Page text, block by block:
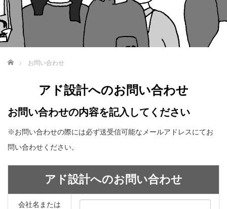
i
ホーム お問い合わせ
アド設計へのお問い合わせ
お問い合わせの内容を記入してください
※お問い合わせの際には必ず送受信可能なメールアドレスにてお
問い合わせください。
アド設計へのお問い合わせ
会社名または